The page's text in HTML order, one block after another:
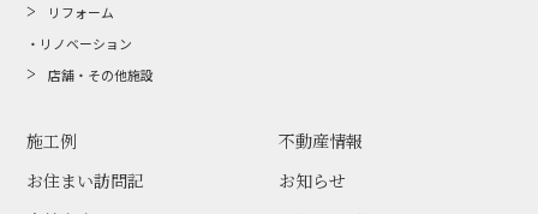
リフォーム
・リノベーション
店舗・その他施設
施工例
お住まい訪問記
不動産情報
お知らせ